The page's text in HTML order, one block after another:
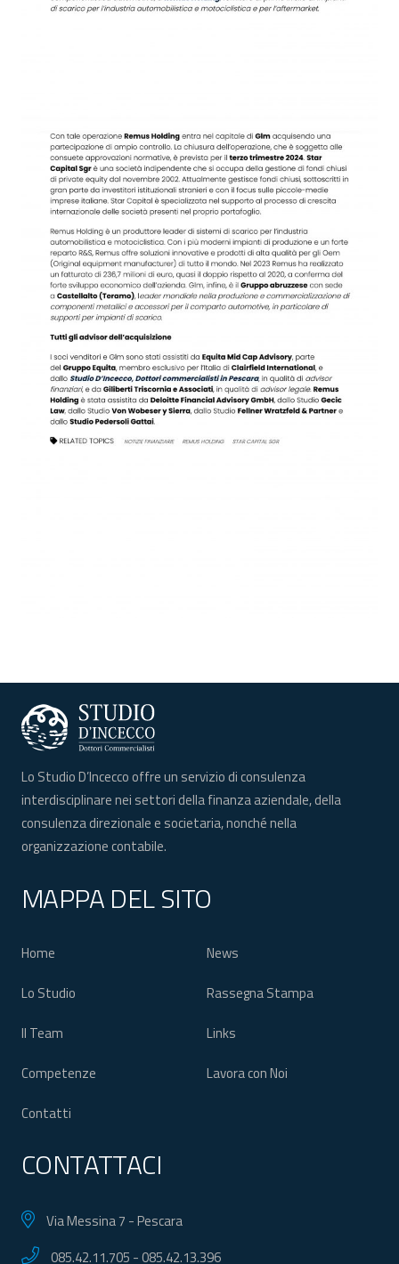
Lo Studio D’Incecco offre un servizio di consulenza
interdisciplinare nei settori della finanza aziendale, della
consulenza direzionale e societaria, nonché nella
organizzazione contabile.
MAPPA DEL SITO
Home
Lo Studio
Il Team
Competenze
Contatti
News
Rassegna Stampa
Links
Lavora con Noi
CONTATTACI
Via Messina 7 - Pescara
085.42.11.705 -085.42.13.396